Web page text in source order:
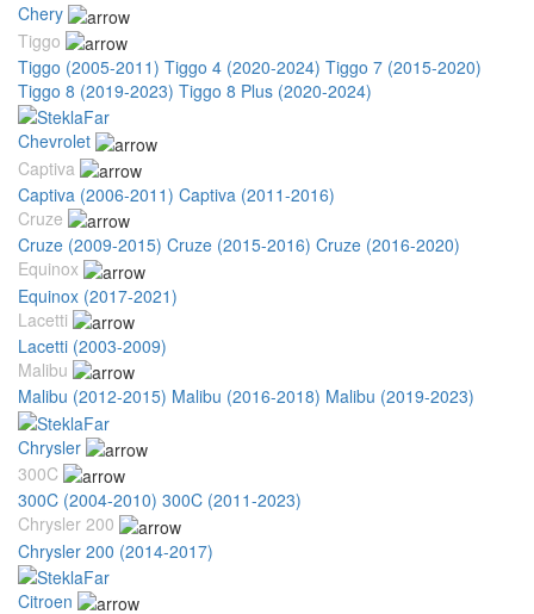
Chery
Tiggo
Tiggo (2005-2011) Tiggo 4 (2020-2024) Tiggo 7 (2015-2020)
Tiggo 8 (2019-2023) Tiggo 8 Plus (2020-2024)
Chevrolet
Captiva
Captiva (2006-2011) Captiva (2011-2016)
Cruze
Cruze (2009-2015) Cruze (2015-2016) Cruze (2016-2020)
Equinox
Equinox (2017-2021)
Lacetti
Lacetti (2003-2009)
Malibu
Malibu (2012-2015) Malibu (2016-2018) Malibu (2019-2023)
Chrysler
300C
300C (2004-2010) 300C (2011-2023)
Chrysler 200
Chrysler 200 (2014-2017)
Citroen